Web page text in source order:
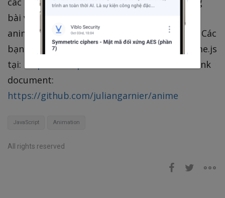
bài viết sau mình sẽ hướng dẫn sử dụng
anime.js để tạo các animation phức tạp hơn. Các
bạn có thể tham khảo 1 số example của anime.js
tại: https://codepen.io/collection/XLebem/
Link
document:
https://github.com/juliangarnier/anime
JavaScript Animation
All rights reserved